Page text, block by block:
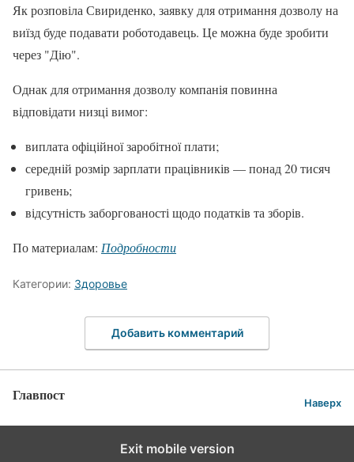
Як розповіла Свириденко, заявку для отримання дозволу на
виїзд буде подавати роботодавець. Це можна буде зробити
через "Дію".
Однак для отримання дозволу компанія повинна
відповідати низці вимог:
виплата офіційної заробітної плати;
середній розмір зарплати працівників — понад 20 тисяч
гривень;
відсутність заборгованості щодо податків та зборів.
По материалам: Подробности
Категории: Здоровье
Добавить комментарий
Главпост Наверх
Exit mobile version